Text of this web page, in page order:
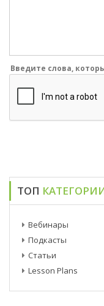
Введите слова,
ТОП
Вебинары
Подкасты
Статьи
Lesson Plans